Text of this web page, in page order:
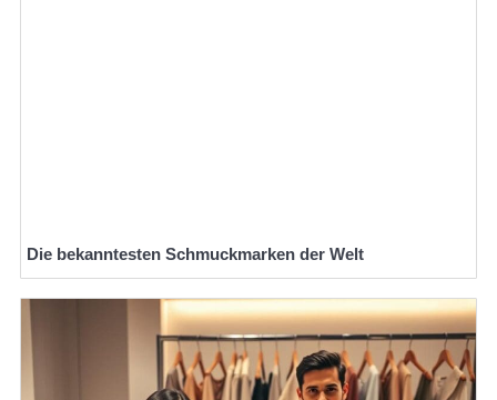
Die bekanntesten Schmuckmarken der Welt